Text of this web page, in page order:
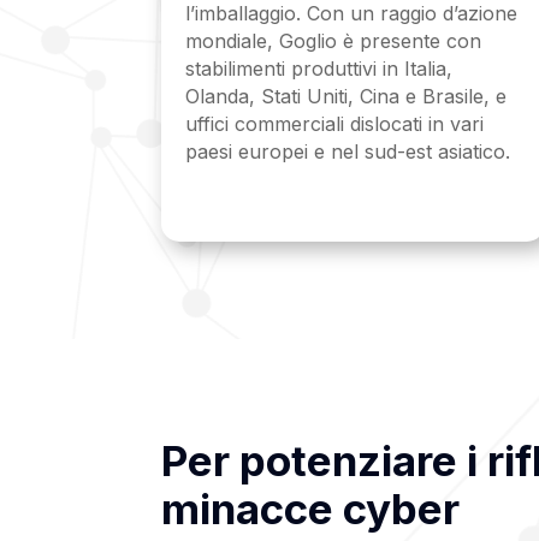
l’imballaggio. Con un raggio d’azione
mondiale, Goglio è presente con
stabilimenti produttivi in Italia,
Olanda, Stati Uniti, Cina e Brasile, e
uffici commerciali dislocati in vari
paesi europei e nel sud-est asiatico.
Per potenziare i
minacce cyber